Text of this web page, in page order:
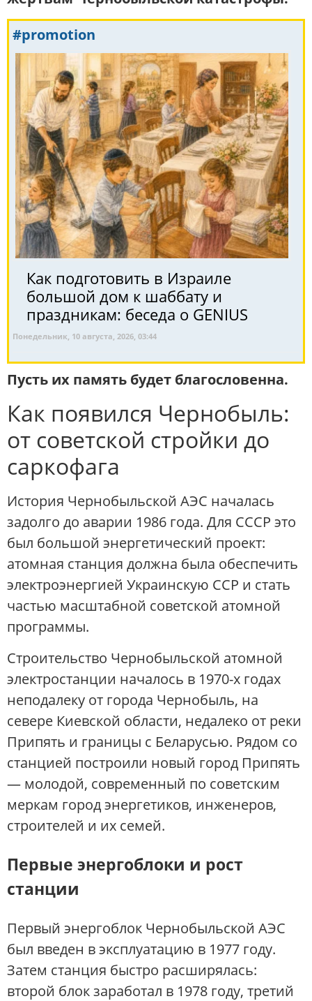
#promotion
Как подготовить в Израиле
большой дом к шаббату и
праздникам: беседа о GENIUS
Понедельник, 10 августа, 2026, 03:44
Пусть их память будет благословенна.
Как появился Чернобыль:
от советской стройки до
саркофага
История Чернобыльской АЭС началась
задолго до аварии 1986 года. Для СССР это
был большой энергетический проект:
атомная станция должна была обеспечить
электроэнергией Украинскую ССР и стать
частью масштабной советской атомной
программы.
Строительство Чернобыльской атомной
электростанции началось в 1970-х годах
неподалеку от города Чернобыль, на
севере Киевской области, недалеко от реки
Припять и границы с Беларусью. Рядом со
станцией построили новый город Припять
— молодой, современный по советским
меркам город энергетиков, инженеров,
строителей и их семей.
Первые энергоблоки и рост
станции
Первый энергоблок Чернобыльской АЭС
был введен в эксплуатацию в 1977 году.
Затем станция быстро расширялась:
второй блок заработал в 1978 году, третий